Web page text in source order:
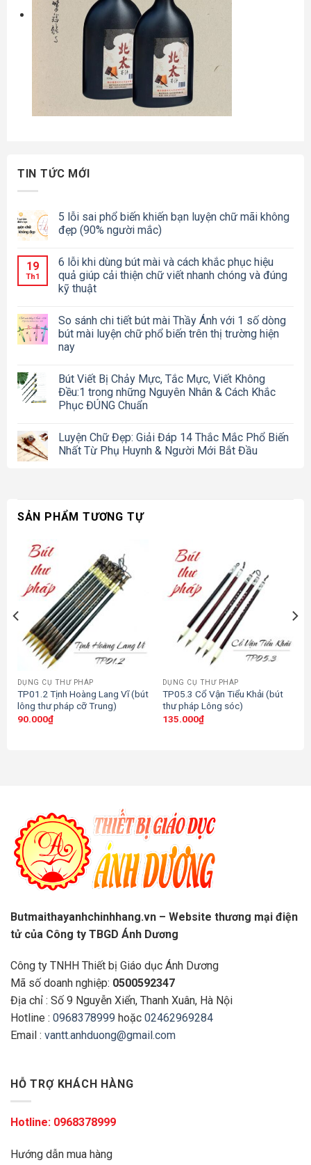
TIN TỨC MỚI
5 lỗi sai phổ biến khiến bạn luyện chữ mãi không
đẹp (90% người mắc)
19
Th1
6 lỗi khi dùng bút mài và cách khắc phục hiệu
quả giúp cải thiện chữ viết nhanh chóng và đúng
kỹ thuật
So sánh chi tiết bút mài Thầy Ánh với 1 số dòng
bút mài luyện chữ phổ biến trên thị trường hiện
nay
Bút Viết Bị Chảy Mực, Tắc Mực, Viết Không
Đều:1 trong những Nguyên Nhân & Cách Khắc
Phục ĐÚNG Chuẩn
Luyện Chữ Đẹp: Giải Đáp 14 Thắc Mắc Phổ Biến
Nhất Từ Phụ Huynh & Người Mới Bắt Đầu
SẢN PHẨM TƯƠNG TỰ
DỤNG CỤ THƯ PHÁP
TP01.2 Tịnh Hoàng Lang Vĩ (bút
lông thư pháp cỡ Trung)
90.000₫
DỤNG CỤ THƯ PHÁP
TP05.3 Cổ Vận Tiểu Khải (bút
thư pháp Lông sóc)
135.000₫
Butmaithayanhchinhhang.vn – Website thương mại điện
tử của Công ty TBGD Ánh Dương
Công ty TNHH Thiết bị Giáo dục Ánh Dương
Mã số doanh nghiệp: 0500592347
Địa chỉ : Số 9 Nguyễn Xiển, Thanh Xuân, Hà Nội
Hotline : 0968378999 hoặc 02462969284
Email : vantt.anhduong@gmail.com
HỖ TRỢ KHÁCH HÀNG
Hotline: 0968378999
Hướng dẫn mua hàng